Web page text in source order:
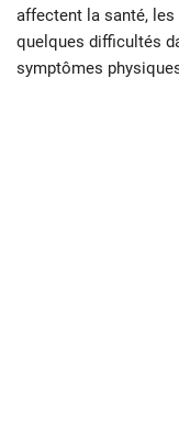
affectent la santé,
quelques difficultés
symptômes